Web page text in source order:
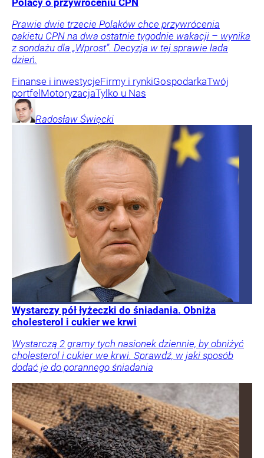
Polacy o przywróceniu CPN
Prawie dwie trzecie Polaków chce przywrócenia
pakietu CPN na dwa ostatnie tygodnie wakacji – wynika
z sondażu dla „Wprost”. Decyzja w tej sprawie lada
dzień.
Finanse i inwestycjeFirmy i rynkiGospodarkaTwój
portfel MotoryzacjaTylko u Nas
Radosław Święcki
Wystarczy pół łyżeczki do śniadania. Obniża
cholesterol i cukier we krwi
Wystarczą 2 gramy tych nasionek dziennie, by obniżyć
cholesterol i cukier we krwi. Sprawdź, w jaki sposób
dodać je do porannego śniadania